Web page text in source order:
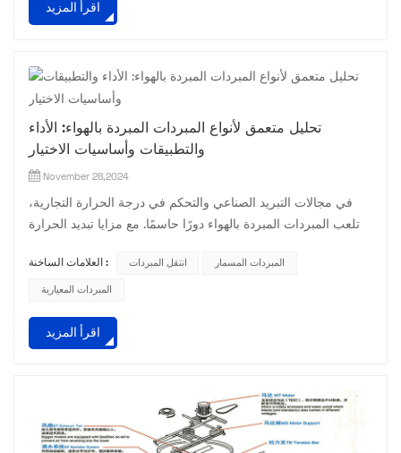
التبريد أولاً وقبل كل شيء، تحتاج إلى توضيح متطلبات التبريد
اقرأ المزيد
تحليل متعمق لأنواع المبردات المبردة بالهواء: الأداء
والتطبيقات وأساسيات الاختيار
November 28,2024
في مجالات التبريد الصناعي والتحكم في درجة الحرارة التجارية،
تلعب المبردات المبردة بالهواء دورًا حاسمًا. مع مزايا تبديد الحرارة
ظروف العمل. دعونا اليوم نتعمق في أنواع المبردات المبردة بالهواء
العلامات الساخنة : انتقل المبردات المبردات المسمار
المبردات المعيارية
اقرأ المزيد